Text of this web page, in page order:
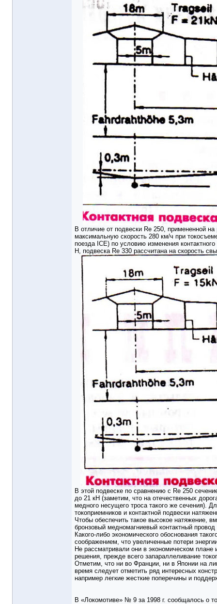
В отличие от подвески Re 250, при­мененной
максимальную ско­рость 280 км/ч при
поезда ICE) по условию изменения
Н, подвеска Re 330 рассчитана на скорость
В этой подвеске по сравнению с Re 250
до 21 кН (заме­тим, что на отечественных
медного несущего троса такого же сечения).
токоприемников и контактной подвески
Чтобы обеспечить такое высокое натяжение,
бронзовый мед­номагниевый контактный
Какого-либо экономического обосно­вания
соображением, что увеличен­ные потери
Не рассмат­ривали они в экономическом плане
решения, прежде всего запараллели­вание
Отметим, что ни во Франции, ни в Японии на
время следует от­метить ряд интересных
напри­мер легкие жесткие поперечины и
В «Локомотиве» № 9 за 1998 г. сообщалось о